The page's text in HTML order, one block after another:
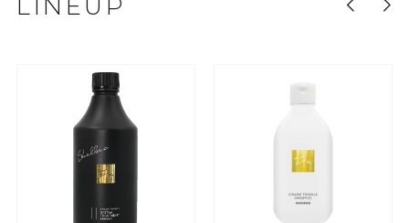
LINEUP